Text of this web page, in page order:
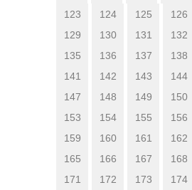
123
124 125 126
129
130 131 132
135
136 137 138
141
142 143 144
147
148 149 150
153
154 155 156
159
160 161 162
165
166 167 168
171
172 173 174